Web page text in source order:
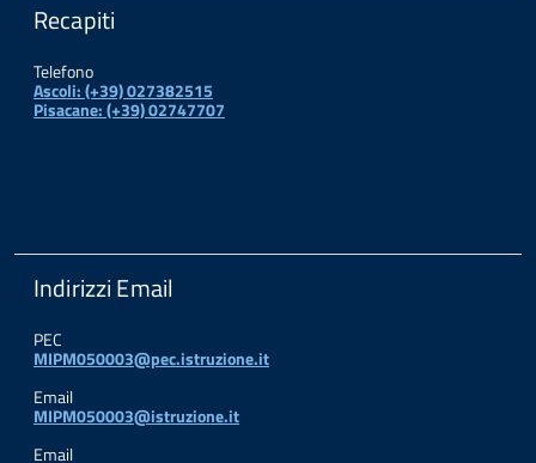
Recapiti
Telefono
Ascoli: (+39) 027382515
Pisacane: (+39) 02747707
Indirizzi Email
PEC
MIPM050003@pec.istruzione.it
Email
MIPM050003@istruzione.it
Email